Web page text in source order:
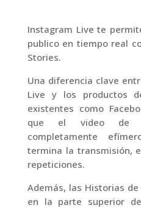
Instagram Live te
publico en tiempo real
Stories.
Una diferencia clave
Live y los productos
existentes como
que el video de
completamente
termina la transmisión,
repeticiones.
Además, las Historias
en la parte superior